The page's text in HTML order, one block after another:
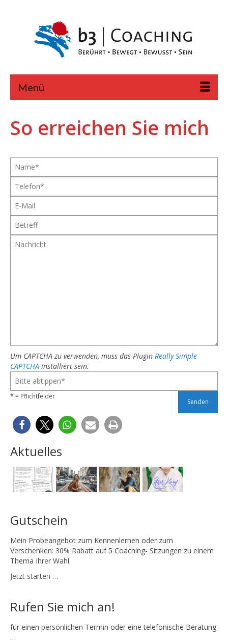
Menü
So erreichen Sie mich
Um CAPTCHA zu verwenden, muss das Plugin Really Simple
CAPTCHA installiert sein.
* = Pflichtfelder
Aktuelles
Gutschein
Mein Probeangebot zum Kennenlernen oder zum
Verschenken: 30% Rabatt auf 5 Coaching- Sitzungen zu einem
Thema Ihrer Wahl.
Jetzt starten …
Rufen Sie mich an!
für einen persönlichen Termin oder eine telefonische Beratung
…